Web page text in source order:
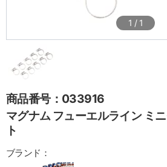
1 / 1
商品番号：033916
マグナム フューエルライン ミ
ト
ブランド：